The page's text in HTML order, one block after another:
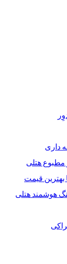
داری
مطبوع هتلی
بهترین قیمت
هوشمند هتلی